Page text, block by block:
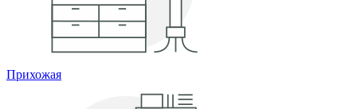
Прихожая